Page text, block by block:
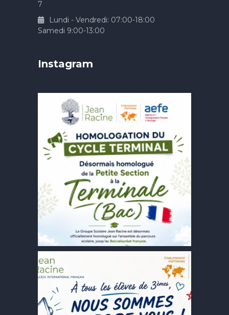
7
Lundi - Vendredi: 07:00-18:00
Samedi 9:00-13:00
Instagram